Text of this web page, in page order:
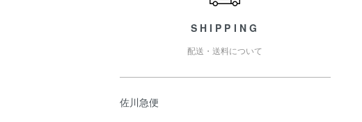
SHIPPING
配送・送料について
佐川急便